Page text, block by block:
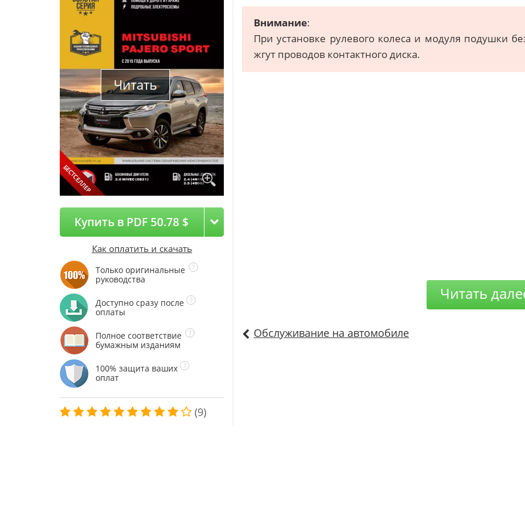
Читать
Купить в PDF 50.78 $
Как оплатить и скачать
Только оригинальные
руководства
Доступно сразу после
оплаты
Полное соответствие
бумажным изданиям
100% защита ваших
оплат
(9)
Внимание:
При установке рулевого колеса и модуля подушки
жгут проводов контактного диска.
Читать
Обслуживание на автомобиле